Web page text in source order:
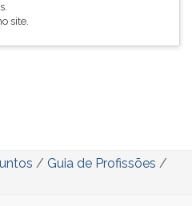
site.
/ Guia de Profissões /